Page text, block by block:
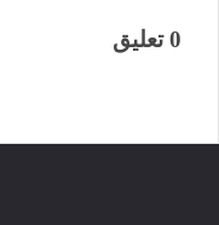
0 تعليق